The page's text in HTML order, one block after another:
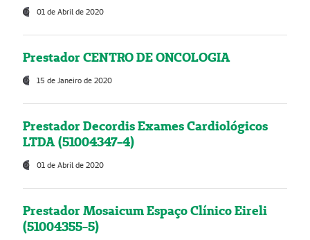
01 de Abril de 2020
Prestador CENTRO DE ONCOLOGIA
15 de Janeiro de 2020
Prestador Decordis Exames Cardiológicos
LTDA (51004347-4)
01 de Abril de 2020
Prestador Mosaicum Espaço Clínico Eireli
(51004355-5)